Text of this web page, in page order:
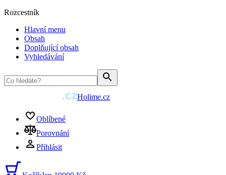
Rozcestník
Hlavní menu
Obsah
Doplňující obsah
Vyhledávání
Holime.cz
Oblíbené
Porovnání
Přihlásit